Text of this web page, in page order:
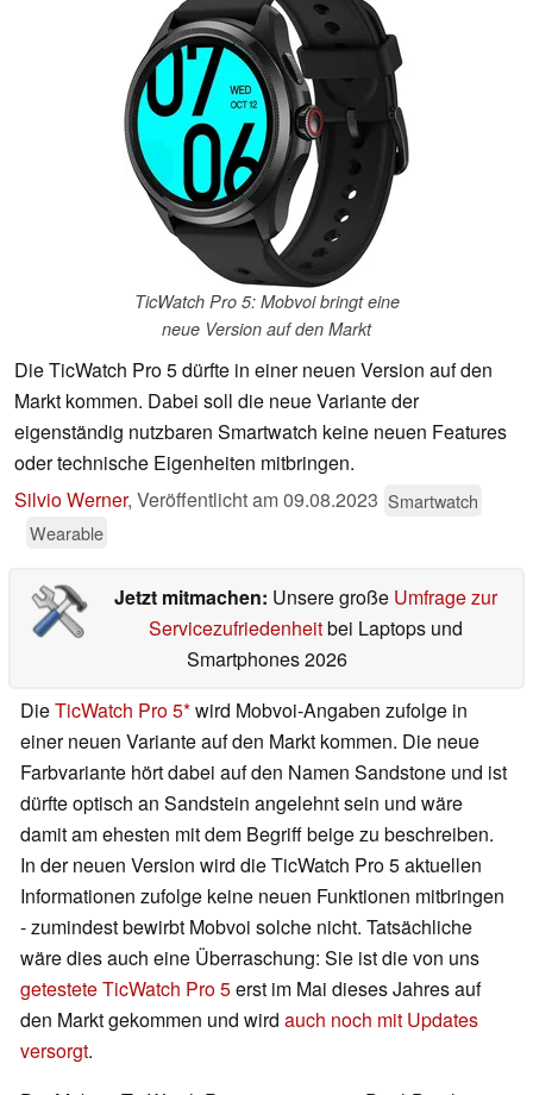
TicWatch Pro 5: Mobvoi bringt eine
neue Version auf den Markt
Die TicWatch Pro 5 dürfte in einer neuen Version auf den
Markt kommen. Dabei soll die neue Variante der
eigenständig nutzbaren Smartwatch keine neuen Features
oder technische Eigenheiten mitbringen.
Silvio Werner, Veröffentlicht am09.08.2023 Smartwatch
Wearable
Jetzt mitmachen: Unsere große Umfrage zur
Servicezufriedenheitbei Laptops und
Smartphones 2026
DieTicWatch Pro 5 wird Mobvoi-Angaben zufolge in
einer neuen Variante auf den Markt kommen. Die neue
Farbvariante hört dabei auf den Namen Sandstone und ist
dürfte optisch an Sandstein angelehnt sein und wäre
damit am ehesten mit dem Begriff beige zu beschreiben.
In der neuen Version wird die TicWatch Pro 5 aktuellen
Informationen zufolge keine neuen Funktionen mitbringen
- zumindest bewirbt Mobvoi solche nicht. Tatsächliche
wäre dies auch eine Überraschung: Sie ist die von uns
getestete TicWatch Pro 5erst im Mai dieses Jahres auf
den Markt gekommen und wird auch noch mit Updates
versorgt.